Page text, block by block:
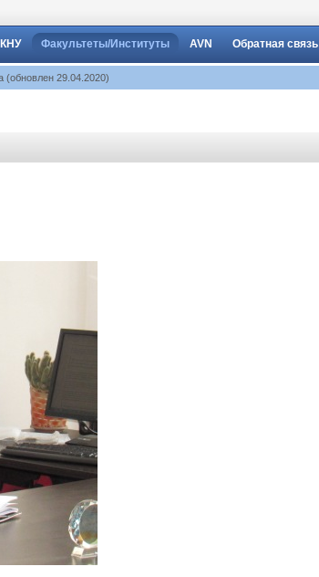
Факультеты/Институты AVN Обратная связь
(обновлен 29.04.2020)